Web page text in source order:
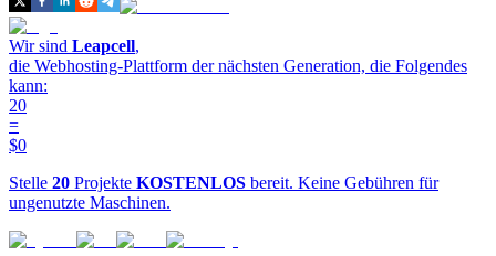
Wir sind Leapcell,
die Webhosting-Plattform der nächsten Generation, die Folgendes
kann:
20
=
$0
Stelle 20 Projekte KOSTENLOS bereit. Keine Gebühren für
ungenutzte Maschinen.